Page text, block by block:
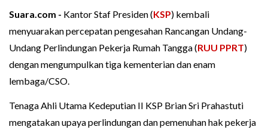
Suara.com - Kantor Staf Presiden (KSP) kembali
menyuarakan percepatan pengesahan Rancangan Undang-
Undang Perlindungan Pekerja Rumah Tangga (RUU PPRT)
dengan mengumpulkan tiga kementerian dan enam
lembaga/CSO.
Tenaga Ahli Utama Kedeputian II KSP Brian Sri Prahastuti
mengatakan upaya perlindungan dan pemenuhan hak pekerja